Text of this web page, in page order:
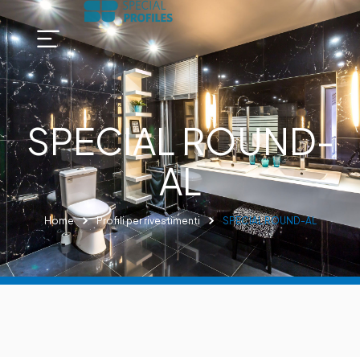
SPECIAL ROUND-
AL
Home Profili per rivestimenti SPECIAL ROUND-AL